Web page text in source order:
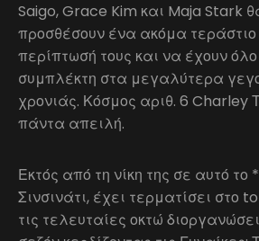
Saigo, Grace Kim και Maja Stark
προσθέσουν ένα ακόμα τεράστιο
περίπτωσή τους και να έχουν
συμπλέκτη στα μεγαλύτερα
χρονιάς. Κόσμος αριθ. 6 Charley
πάντα απειλή.
Εκτός από τη νίκη της σε αυτό το
Σινσινάτι, έχει τερματίσει στο
τις τελευταίες οκτώ